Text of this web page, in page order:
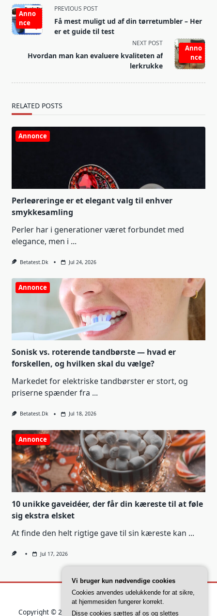
<span
class="nav-
subtitle
reader-
Anno
nce
PREVIOUS POST
Få mest muligt ud af din tørretumbler – Her
er et guide til test
Anno
nce
NEXT POST
Hvordan man kan evaluere kvaliteten af
lerkrukke
RELATED POSTS
Annonce
Perleøreringe er et elegant valg til enhver
smykkesamling
Perler har i generationer været forbundet med
elegance, men i ...
Betatest.dk Jul 24, 2026
Annonce
Sonisk vs. roterende tandbørste — hvad er
forskellen, og hvilken skal du vælge?
Markedet for elektriske tandbørster er stort, og
priserne spænder fra ...
Betatest.dk Jul 18, 2026
Annonce
10 unikke gaveidéer, der får din kæreste til at føle
sig ekstra elsket
At finde den helt rigtige gave til sin kæreste kan ...
Jul 17, 2026
Copyright © 2026Yuki Blogger ThemeDesigned By
Vi bruger kun nødvendige cookies
Cookies anvendes udelukkende for at sikre,
at hjemmesiden fungerer korrekt.
Disse cookies sættes af os og slettes